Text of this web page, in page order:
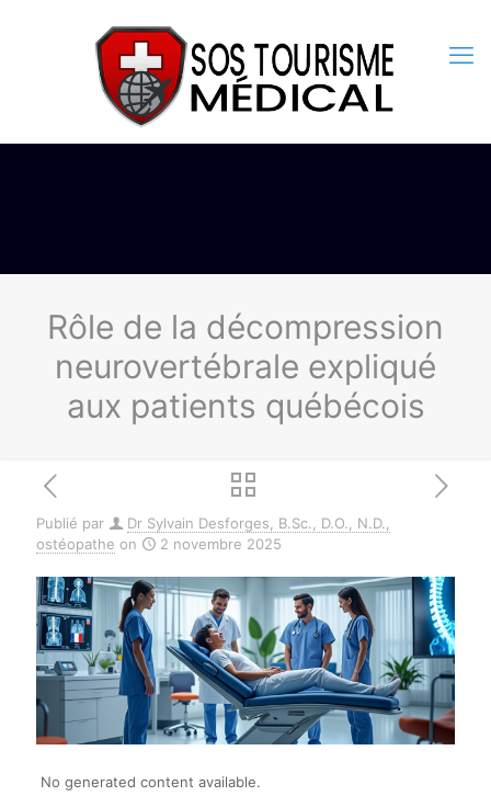
Rôle de la décompression
neurovertébrale expliqué
aux patients québécois
Publié par
Dr Sylvain Desforges, B.Sc., D.O., N.D.,
ostéopathe on 2 novembre 2025
No generated content available.